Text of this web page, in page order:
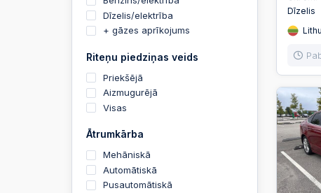
Dīzelis/elektrība
+ gāzes aprīkojums
Riteņu piedziņas veids
Priekšējā
Aizmugurējā
Visas
Ātrumkārba
Mehāniskā
Automātiskā
Pusautomātiskā
Dīzelis